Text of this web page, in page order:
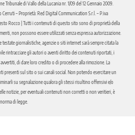
di Vallo della Lucania nr. 1/09 del 12 Gennaio 2009.
Cerruti – Proprietà: Red Digital Communication S.r.l. – P.iva
Rocco | Tutti i contenuti di questo sito sono di proprietà della
non possono essere utilizzati senza espressa autorizzazione.
giornalistiche, agenzie o siti internet sarà sempre citata la
rintracciare gli autori o aventi diritto dei contenuti riportati, i
di dare loro credito o di procedere alla rimozione. La
presenti sul sito o sui canali social. Non potendo esercitare un
su segnalazione qualora gli stessi risultino offensivi e/o
notizie, per eventuali contenuti non corretti o non veritieri, è
di legge.